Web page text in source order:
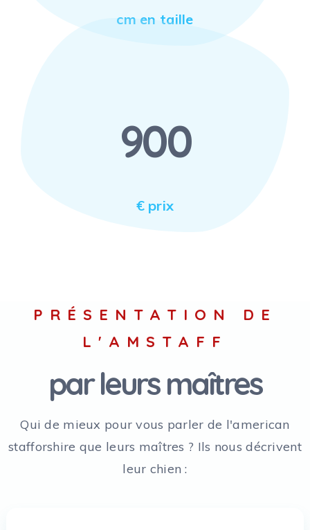
cm en taille
900
€ prix
PRÉSENTATION DE
L'AMSTAFF
par leurs maîtres
Qui de mieux pour vous parler de l'american
stafforshire que leurs maîtres ? Ils nous décrivent
leur chien :